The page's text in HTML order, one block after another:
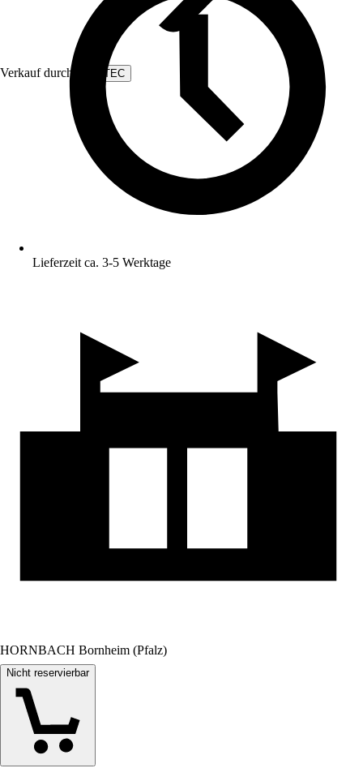
Verkauf durch: FUXTEC
Lieferzeit ca. 3-5 Werktage
HORNBACH Bornheim (Pfalz)
Nicht reservierbar